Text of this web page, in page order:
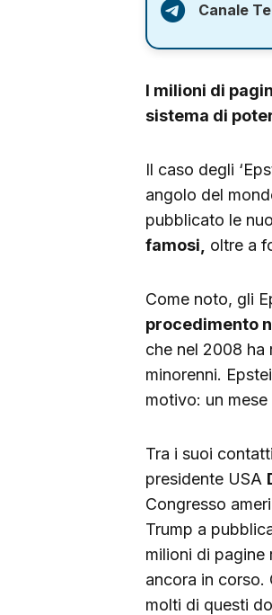
Canale
I milioni di
sistema di
Il caso degli
angolo del
pubblicato le
famosi,
oltre a
Come noto, gli
procedimento
che nel 2008 ha
minorenni.
motivo: un
Tra i suoi
presidente USA
Congresso
Trump a
milioni di pagine
ancora in corso.
molti di questi